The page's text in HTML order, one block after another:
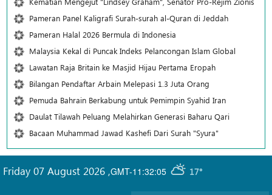
Pameran Panel Kaligrafi Surah-surah al-Quran di Jeddah
Pameran Halal 2026 Bermula di Indonesia
Malaysia Kekal di Puncak Indeks Pelancongan Islam Global
Lawatan Raja Britain ke Masjid Hijau Pertama Eropah
Bilangan Pendaftar Arbain Melepasi 1.3 Juta Orang
Pemuda Bahrain Berkabung untuk Pemimpin Syahid Iran
Daulat Tilawah Peluang Melahirkan Generasi Baharu Qari
Bacaan Muhammad Jawad Kashefi Dari Surah "Syura"
GMT-11:32:05 17°
Friday 07 August 2026 ,